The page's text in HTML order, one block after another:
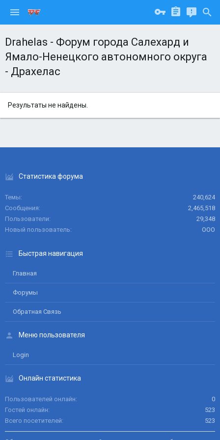
Drahelas - Форум города Салехард и
Ямало-Ненецкого автономного округа
- Драхелас
Результаты не найдены.
Статистика форума
Темы
240,624
Сообщения
2,465,518
Пользователи
29,348
Новый пользователь
ООО
Быстрая навигация
Главная
Форумы
Обратная Связь
Меню пользователя
Login
Онлайн статистика
Пользователей онлайн
0
Гостей онлайн
523
Всего посетителей
523